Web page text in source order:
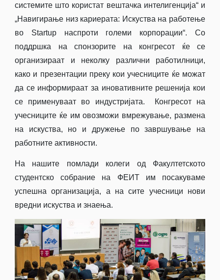
системите што користат вештачка интелигенција“ и
„Навигирање низ кариерата: Искуства на работење
во Startup наспроти големи корпорации“. Со
поддршка на спонзорите на конгресот ќе се
организираат и неколку различни работилници,
како и презентации преку кои учесниците ќе можат
да се информираат за иновативните решенија кои
се применуваат во индустријата. Конгресот на
учесниците ќе им овозможи вмрежување, размена
на искуства, но и дружење по завршување на
работните активности.
На нашите помлади колеги од Факултетското
студентско собрание на ФЕИТ им посакуваме
успешна организација, а на сите учесници нови
вредни искуства и знаења.